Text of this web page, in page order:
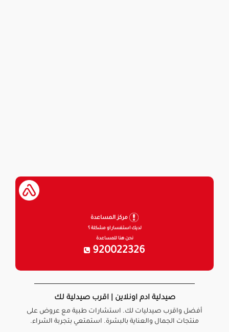
مركز المساعدة
لديك استفسار او مشكلة ؟
نحن هنا للمساعدة
920022326
صيدلية ادم اونلاين | اقرب صيدلية لك
أفضل واقرب صيدليات لك. استشارات طبية مع عروض على
منتجات الجمال والعناية بالبشرة. استمتعي بتجربة الشراء.